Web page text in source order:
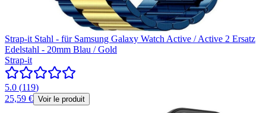
Strap-it Stahl - für Samsung Galaxy Watch Active / Active 2 Ersatz
Edelstahl - 20mm Blau / Gold
Strap-it
5.0 (119)
25,59 € Voir le produit